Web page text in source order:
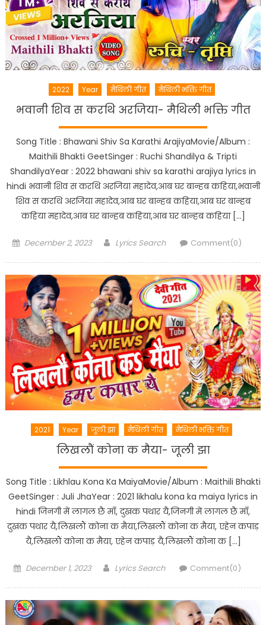
2022 Year मैथिली गीत मैथिली भक्ति गीत
भवानी शिव स करथि अरजिया- मैथिली भक्ति गीत
Song Title : Bhawani Shiv Sa Karathi ArajiyaMovie/Album :
Maithili Bhakti GeetSinger : Ruchi Shandilya & Tripti
ShandilyaYear : 2022 bhawani shiv sa karathi arajiya lyrics in
hindi भवानी शिव स करथि अरजिया महादेव,आब घर बान्हब कहिया,भवानी
शिव स करथि अरजिया महादेव,आब घर बान्हब कहिया,आब घर बान्हब
कहिया महादेव,आब घर बान्हब कहिया,आब घर बान्हब कहिया […]
Posted
December 2, 2023 Author
Lyrics Search Comment(0)
2021 Year जूली झा मैथिली गीत मैथिली भक्ति गीत
लिखलौं कोना क मैया- जूली झा
Song Title : Likhlau Kona Ka MaiyaMovie/Album : Maithili Bhakti
GeetSinger : Juli JhaYear : 2021 likhalu kona ka maiya lyrics in
hindi जिनगी में लागल छै माँ, दुखक पथार यै,जिनगी में लागल छै माँ,
दुखक पथार यै,लिखलौं कोना क मैया,लिखलौं कोना क मैया, एहेन कपाड़
यै,लिखलौं कोना क मैया, एहेन कपाड़ यै,लिखलौं कोना क […]
Posted
December 1, 2023 Author
Lyrics Search Comment(0)